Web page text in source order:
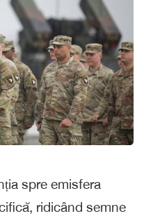
spre emisfera
ridicând semne